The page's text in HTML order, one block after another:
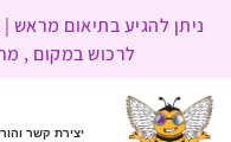
לרכוש במקום , מרחוב
יצירת קשר